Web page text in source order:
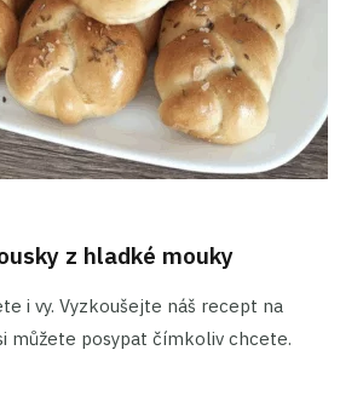
z hladké mouky
i vy. Vyzkoušejte náš recept na
můžete posypat čímkoliv chcete.